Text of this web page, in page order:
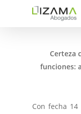
Certeza
funciones:
Con fecha